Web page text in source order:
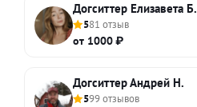
Догситтер Елизавета Б.
581 отзыв
от 1000 ₽
Догситтер Андрей Н.
599 отзывов